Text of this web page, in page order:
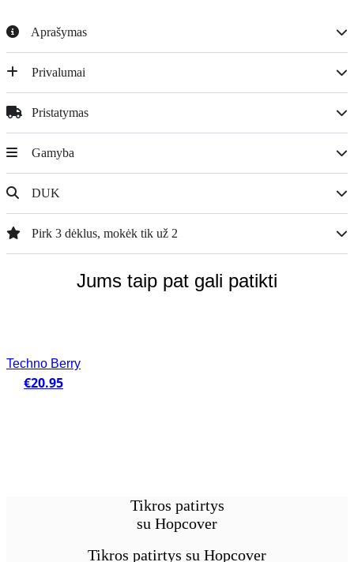
Aprašymas
Privalumai
Pristatymas
Gamyba
DUK
Pirk 3 dėklus, mokėk tik už 2
Jums taip pat gali patikti
Techno Berry
€20.95
Tikros patirtys
su Hopcover
Tikros patirtys su Hopcover